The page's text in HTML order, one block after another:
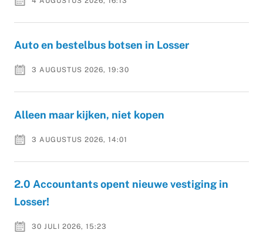
Auto en bestelbus botsen in Losser
3 AUGUSTUS 2026, 19:30
Alleen maar kijken, niet kopen
3 AUGUSTUS 2026, 14:01
2.0 Accountants opent nieuwe vestiging in
Losser!
30 JULI 2026, 15:23